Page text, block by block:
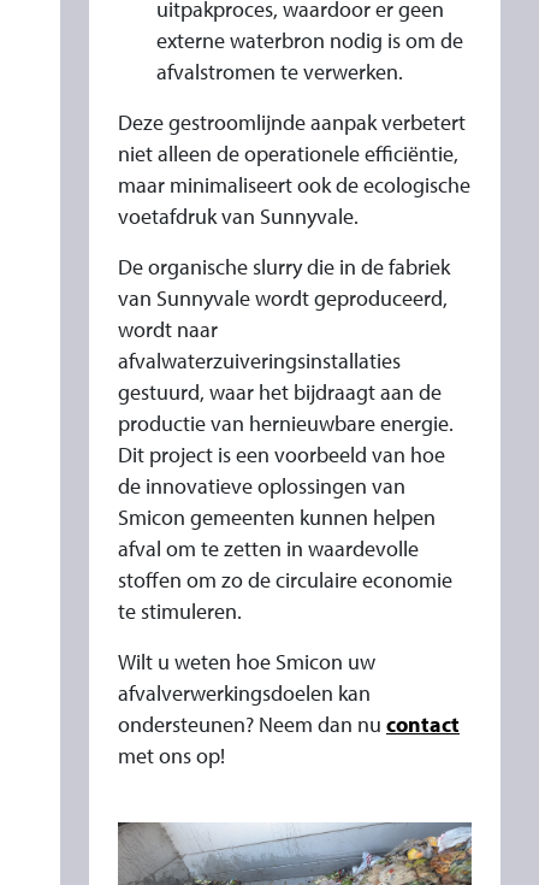
uitpakproces, waardoor er geen
externe waterbron nodig is om de
afvalstromen te verwerken.
Deze gestroomlijnde aanpak verbetert
niet alleen de operationele efficiëntie,
maar minimaliseert ook de ecologische
voetafdruk van Sunnyvale.
De organische slurry die in de fabriek
van Sunnyvale wordt geproduceerd,
wordt naar
afvalwaterzuiveringsinstallaties
gestuurd, waar het bijdraagt ​​aan de
productie van hernieuwbare energie.
Dit project is een voorbeeld van hoe
de innovatieve oplossingen van
Smicon gemeenten kunnen helpen
afval om te zetten in waardevolle
stoffen om zo de circulaire economie
te stimuleren.
Wilt u weten hoe Smicon uw
afvalverwerkingsdoelen kan
ondersteunen? Neem dan nu contact
met ons op!